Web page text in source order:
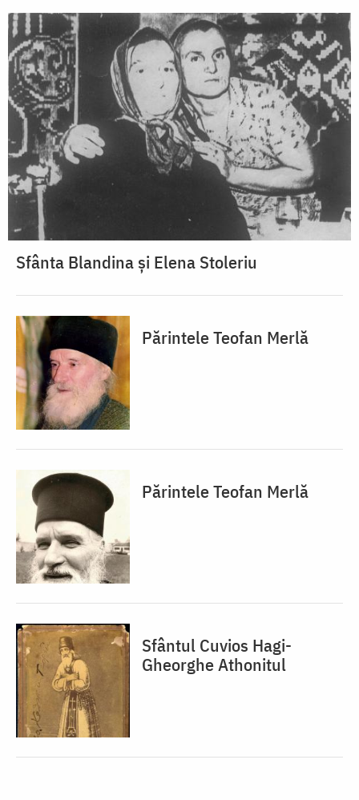
Sfânta Blandina și Elena Stoleriu
Părintele Teofan Merlă
Părintele Teofan Merlă
Sfântul Cuvios Hagi-
Gheorghe Athonitul